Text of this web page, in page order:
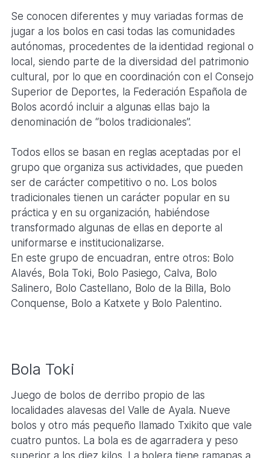
Se conocen diferentes y muy variadas formas de
jugar a los bolos en casi todas las comunidades
autónomas, procedentes de la identidad regional o
local, siendo parte de la diversidad del patrimonio
cultural, por lo que en coordinación con el Consejo
Superior de Deportes, la Federación Española de
Bolos acordó incluir a algunas ellas bajo la
denominación de “bolos tradicionales”.
Todos ellos se basan en reglas aceptadas por el
grupo que organiza sus actividades, que pueden
ser de carácter competitivo o no. Los bolos
tradicionales tienen un carácter popular en su
práctica y en su organización, habiéndose
transformado algunas de ellas en deporte al
uniformarse e institucionalizarse.
En este grupo de encuadran, entre otros: Bolo
Alavés, Bola Toki, Bolo Pasiego, Calva, Bolo
Salinero, Bolo Castellano, Bolo de la Billa, Bolo
Conquense, Bolo a Katxete y Bolo Palentino.
Bola Toki
Juego de bolos de derribo propio de las
localidades alavesas del Valle de Ayala. Nueve
bolos y otro más pequeño llamado Txikito que vale
cuatro puntos. La bola es de agarradera y peso